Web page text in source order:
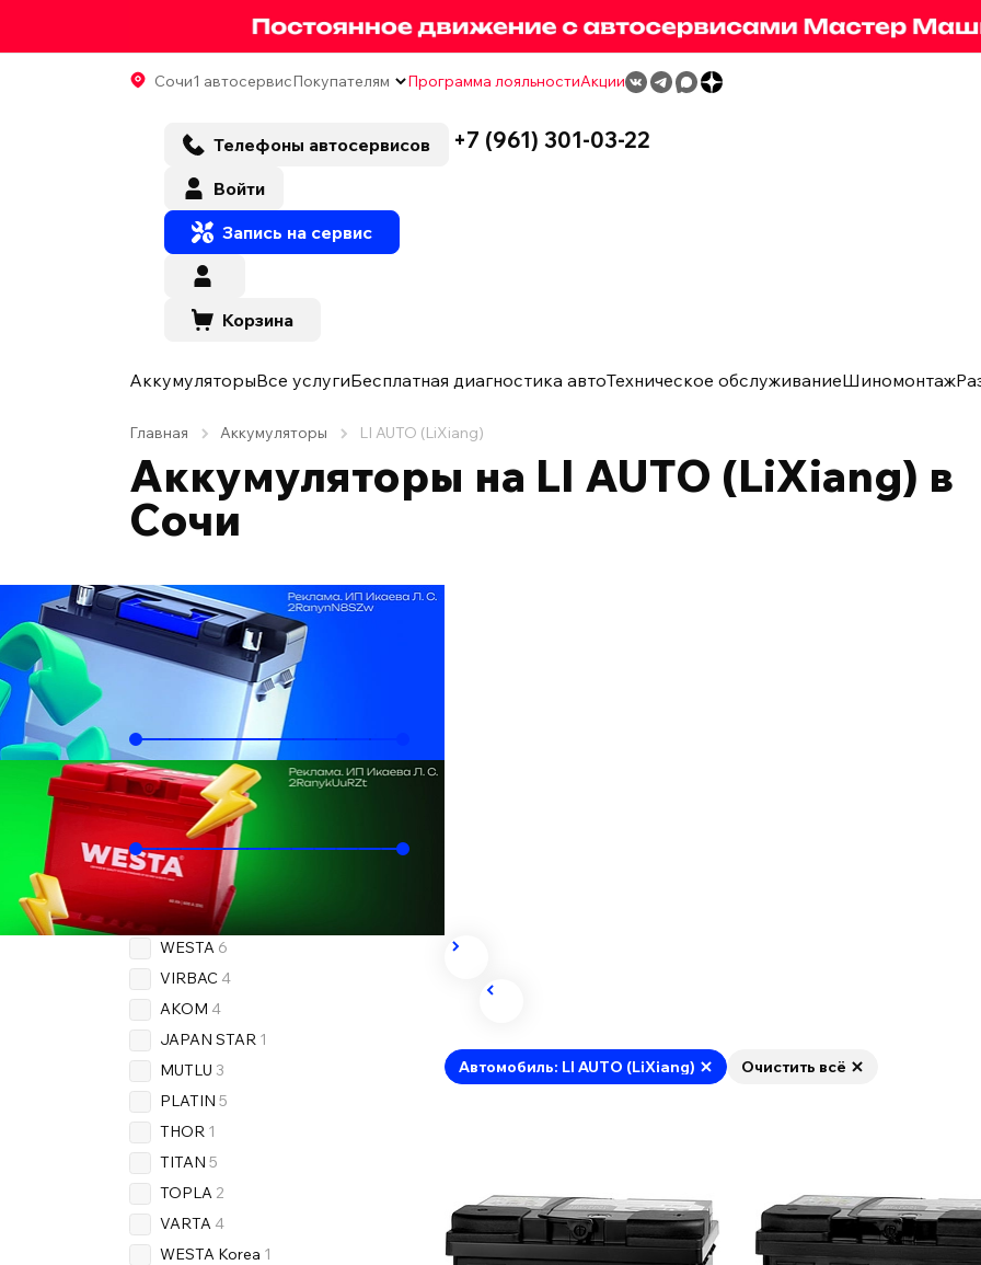
Сочи1 автосервисПокупателям Программа лояльностиАкции
Телефоны автосервисов +7 (961) 301-03-22
Войти
Запись на сервис
Корзина
АккумуляторыВсе услугиБесплатная диагностика автоТехническое обслуживаниеШиномонтаж
Главная Аккумуляторы LI AUTO (LiXiang)
Аккумуляторы на LI AUTO (LiXiang) в
Сочи
Подобрать по автомобилю
Ёмкость, Ач
Пусковой ток, А
330
Бренд
OEM6
WESTA 6
VIRBAC 4
AKOM 4
JAPAN STAR 1
MUTLU 3
PLATIN 5
THOR 1
TITAN 5
TOPLA 2
VARTA 4
WESTA Korea 1
Автомобиль: LI AUTO (LiXiang) Очистить всё